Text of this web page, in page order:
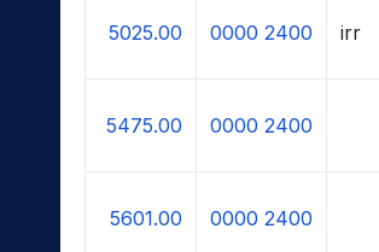
5025.00 0000 2400 irr
5475.00 0000 2400
5601.00 0000 2400